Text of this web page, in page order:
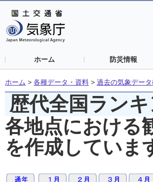
ホーム 防災情報
ホーム > 各種データ・資料 > 過去の気象デー
歴代全国ラン
各地点における
を作成していま